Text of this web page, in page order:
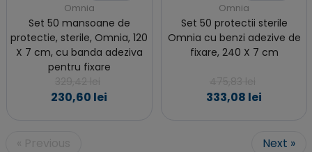
Omnia
Set 50 mansoane de
protectie, sterile, Omnia, 120
X 7 cm, cu banda adeziva
pentru fixare
230,60 lei
Omnia
Set 50 protectii sterile
Omnia cu benzi adezive de
fixare, 240 X 7 cm
333,08 lei
Next »